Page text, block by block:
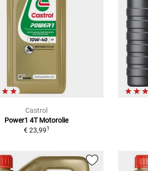
Castrol
Power1 4T Motorolie
€ 23,991